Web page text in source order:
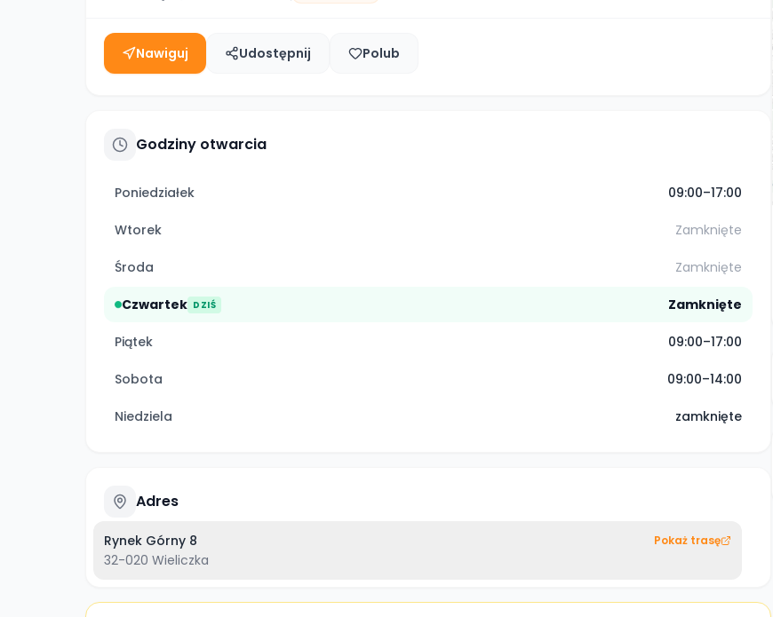
Nawiguj Udostępnij Polub
Godziny otwarcia
Poniedziałek 09:00–17:00
Wtorek Zamknięte
Środa Zamknięte
Czwartek DZIŚ Zamknięte
Piątek 09:00–17:00
Sobota 09:00–14:00
Niedziela zamknięte
Adres
Rynek Górny 8
32-020 Wieliczka
Pokaż trasę